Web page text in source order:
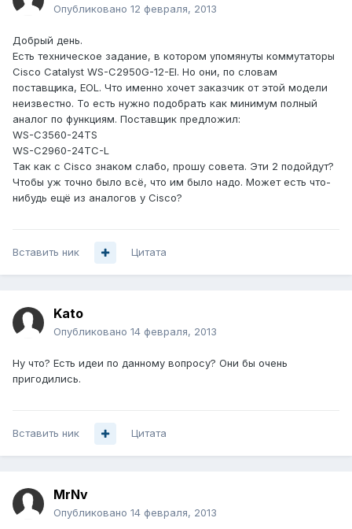
Опубликовано 12 февраля, 2013
Добрый день.
Есть техническое задание, в котором упомянуты коммутаторы
Cisco Catalyst WS-C2950G-12-EI. Но они, по словам
поставщика, EOL. Что именно хочет заказчик от этой модели
неизвестно. То есть нужно подобрать как минимум полный
аналог по функциям. Поставщик предложил:
WS-C3560-24TS
WS-C2960-24TC-L
Так как с Cisco знаком слабо, прошу совета. Эти 2 подойдут?
Чтобы уж точно было всё, что им было надо. Может есть что-
нибудь ещё из аналогов у Cisco?
Вставить ник Цитата
Kato
Опубликовано 14 февраля, 2013
Ну что? Есть идеи по данному вопросу? Они бы очень
пригодились.
Вставить ник Цитата
MrNv
Опубликовано 14 февраля, 2013